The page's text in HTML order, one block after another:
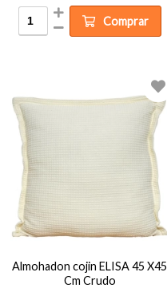
Comprar
Almohadon cojin ELISA 45 X45
Cm Crudo